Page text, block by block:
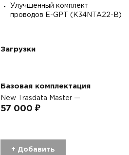
Улучшенный комплект
проводов E-GPT (K34NTA22-B)
Загрузки
Базовая комплектация
New Trasdata Master —
57 000 ₽
+ Добавить